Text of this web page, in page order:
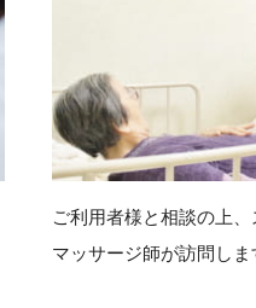
ご利用者様と相談の上、
マッサージ師が訪問しま